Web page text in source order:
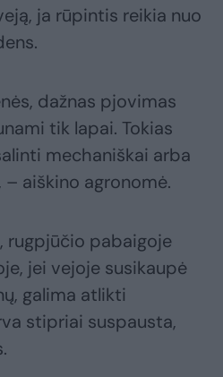
ja rūpintis reikia nuo
dažnas pjovimas
tik lapai. Tokias
mechaniškai arba
aiškino agronomė.
rugpjūčio pabaigoje
jei vejoje susikaupė
galima atlikti
stipriai suspausta,